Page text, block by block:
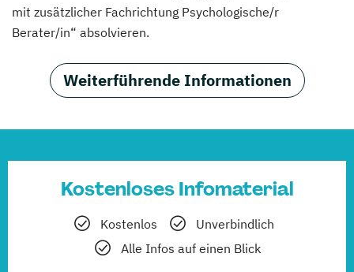
mit zusätzlicher Fachrichtung Psychologische/r
Berater/in“ absolvieren.
Weiterführende Informationen
Kostenloses Infomaterial
Kostenlos
Unverbindlich
Alle Infos auf einen Blick